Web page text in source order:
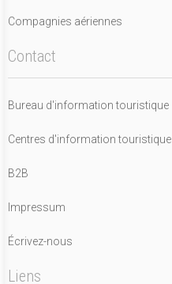
Compagnies aériennes
Contact
Bureau d'information touristique
Centres d'information touristique
B2B
Impressum
Écrivez-nous
Liens